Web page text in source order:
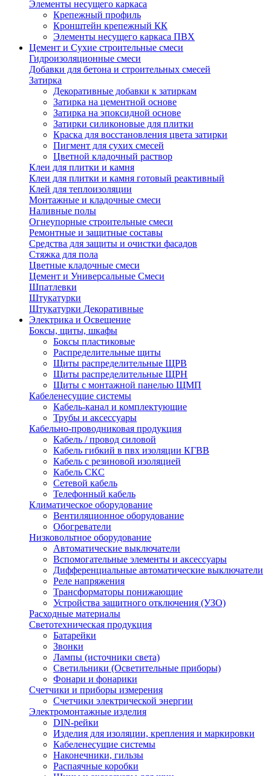
Элементы несущего каркаса
Крепежный профиль
Кронштейн крепежный КК
Элементы несущего каркаса ПВХ
Цемент и Сухие строительные смеси
Гидроизоляционные смеси
Добавки для бетона и строительных смесей
Затирка
Декоративные добавки к затиркам
Затирка на цементной основе
Затирка на эпоксидной основе
Затирки силиконовые для плитки
Краска для восстановления цвета затирки
Пигмент для сухих смесей
Цветной кладочный раствор
Клеи для плитки и камня
Клеи для плитки и камня готовый реактивный
Клей для теплоизоляции
Монтажные и кладочные смеси
Наливные полы
Огнеупорные строительные смеси
Ремонтные и защитные составы
Средства для защиты и очистки фасадов
Стяжка для пола
Цветные кладочные смеси
Цемент и Универсальные Смеси
Шпатлевки
Штукатурки
Штукатурки Декоративные
Электрика и Освещение
Боксы, щиты, шкафы
Боксы пластиковые
Распределительные щиты
Щиты распределительные ЩРВ
Щиты распределительные ЩРН
Щиты с монтажной панелью ЩМП
Кабеленесущие системы
Кабель-канал и комплектующие
Трубы и аксессуары
Кабельно-проводниковая продукция
Кабель / провод силовой
Кабель гибкий в пвх изоляции КГВВ
Кабель с резиновой изоляцией
Кабель СКС
Сетевой кабель
Телефонный кабель
Климатическое оборудование
Вентиляционное оборудование
Обогреватели
Низковольтное оборудование
Автоматические выключатели
Вспомогательные элементы и аксессуары
Дифференциальные автоматические выключатели
Реле напряжения
Трансформаторы понижающие
Устройства защитного отключения (УЗО)
Расходные материалы
Светотехническая продукция
Батарейки
Звонки
Лампы (источники света)
Светильники (Осветительные приборы)
Фонари и фонарики
Счетчики и приборы измерения
Счетчики электрической энергии
Электромонтажные изделия
DIN-рейки
Изделия для изоляции, крепления и маркировки
Кабеленесущие системы
Наконечники, гильзы
Распаячные коробки